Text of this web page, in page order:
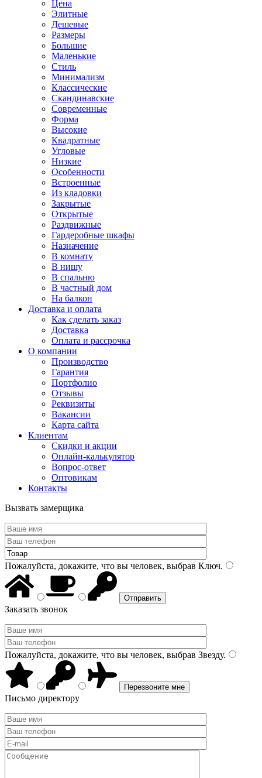
Цена
Элитные
Дешевые
Размеры
Большие
Маленькие
Стиль
Минимализм
Классические
Скандинавские
Современные
Форма
Высокие
Квадратные
Угловые
Низкие
Особенности
Встроенные
Из кладовки
Закрытые
Открытые
Раздвижные
Гардеробные шкафы
Назначение
В комнату
В нишу
В спальню
В частный дом
На балкон
Доставка и оплата
Как сделать заказ
Доставка
Оплата и рассрочка
О компании
Производство
Гарантия
Портфолио
Отзывы
Реквизиты
Вакансии
Карта сайта
Клиентам
Скидки и акции
Онлайн-калькулятор
Вопрос-ответ
Оптовикам
Контакты
Вызвать замерщика
Пожалуйста, докажите, что вы человек, выбрав Ключ.
Заказать звонок
Пожалуйста, докажите, что вы человек, выбрав Звезду.
Письмо директору